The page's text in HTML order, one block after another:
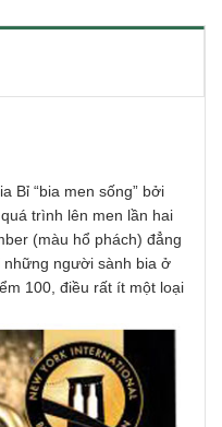
Bỉ “bia men sống” bởi
trình lên men lần hai
(màu hổ phách) đẳng
người sành bia ở
100, điều rất ít một loại